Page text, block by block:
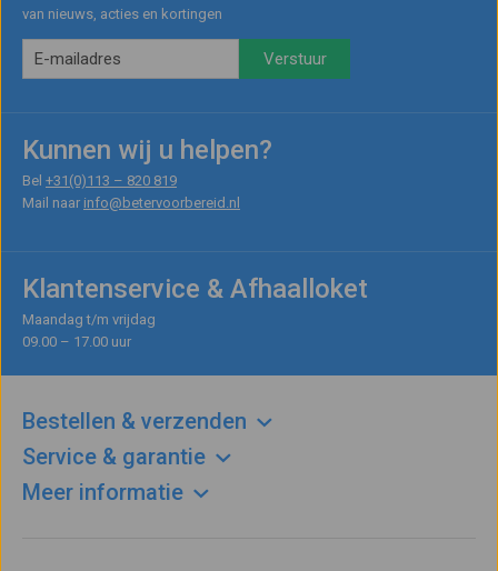
van nieuws, acties en kortingen
Kunnen wij u helpen?
Bel +31(0)113 – 820 819
Mail naar info@betervoorbereid.nl
Klantenservice & Afhaalloket
Maandag t/m vrijdag
09.00 – 17.00 uur
Bestellen & verzenden
Service & garantie
Meer informatie